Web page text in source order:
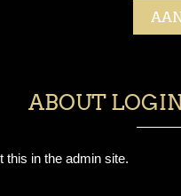
ABOUT
this in the admin site.